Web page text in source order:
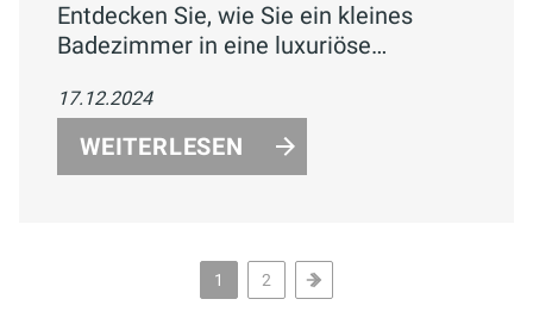
Entdecken Sie, wie Sie ein kleines
Badezimmer in eine luxuriöse
optischen Tricks, platzsparenden
Möbeln, innovativen Technologien und
stilvollen Akzenten maximieren Sie den
Wohlfühlatmosphäre.
17.12.2024
WEITERLESEN
1 2